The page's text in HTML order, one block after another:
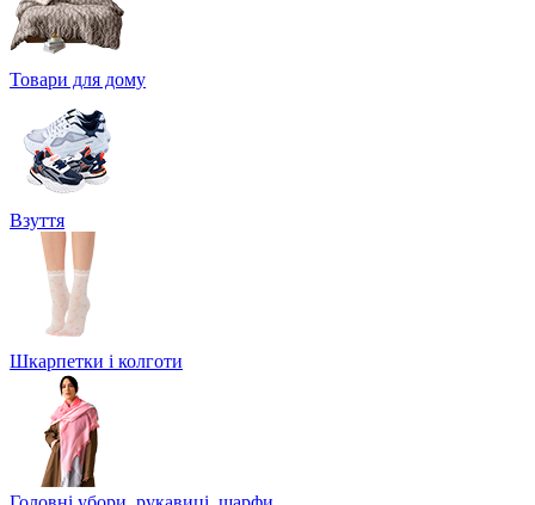
Товари для дому
Взуття
Шкарпетки і колготи